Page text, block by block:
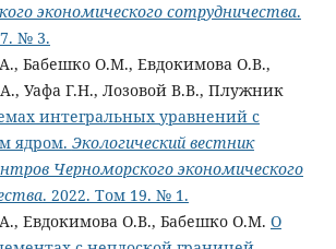
экономического сотрудничества.
№ 3.
Бабешко О.М., Евдокимова О.В.,
Уафа Г.Н., Лозовой В.В., Плужник
интегральных уравнений с
ядром. Экологический вестник
Черноморского экономического
. 2022. Том 19. № 1.
Евдокимова О.В., Бабешко О.М. О